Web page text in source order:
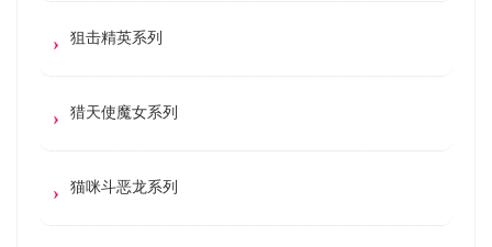
狙击精英系列
猎天使魔女系列
猫咪斗恶龙系列